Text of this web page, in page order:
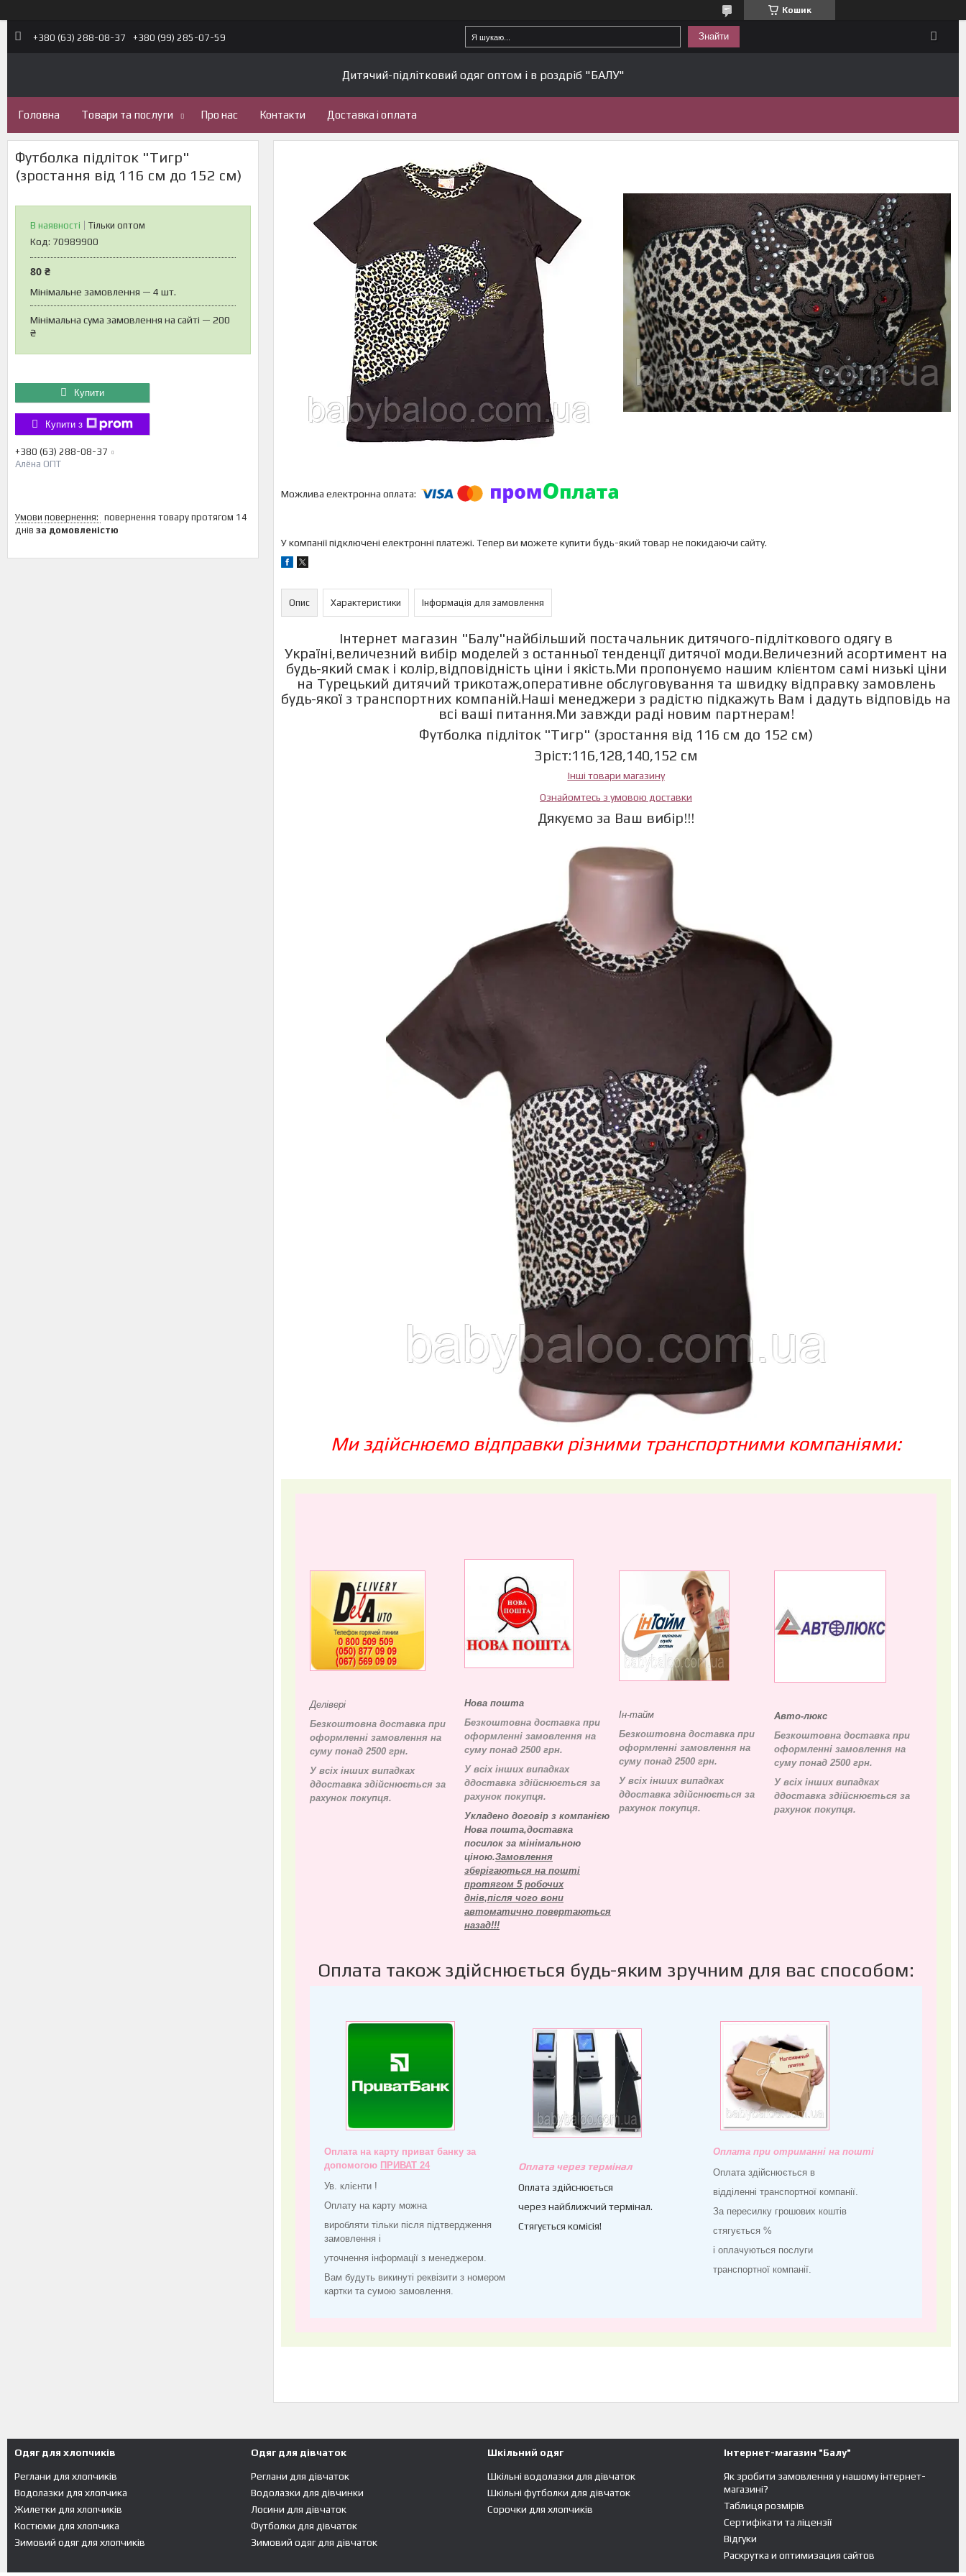
Кошик
+380 (63) 288-08-37 +380 (99) 285-07-59 Знайти
Дитячий-підлітковий одяг оптом і в роздріб "БАЛУ"
Головна Товари та послуги Про нас Контакти Доставка і оплата
Футболка підліток "Тигр"
(зростання від 116 см до 152 см)
В наявності
Тільки оптом
Код: 70989900
80 ₴
Мінімальне замовлення — 4 шт.
Мінімальна сума замовлення на сайті — 200
₴
Купити
Купити з
+380 (63) 288-08-37
Алёна ОПТ
повернення товару протягом 14
днів за домовленістю
У компанії підключені електронні платежі. Тепер ви можете купити будь-який товар не покидаючи сайту.
Опис Характеристики Інформація для замовлення
Інтернет магазин "Балу"найбільший постачальник дитячого-підліткового одягу в
Україні,величезний вибір моделей з останньої тенденції дитячої моди.Величезний асортимент на
будь-який смак і колір,відповідність ціни і якість.Ми пропонуємо нашим клієнтом самі низькі ціни
на Турецький дитячий трикотаж,оперативне обслуговування та швидку відправку замовлень
будь-якої з транспортних компаній.Наші менеджери з радістю підкажуть Вам і дадуть відповідь на
всі ваші питання.Ми завжди раді новим партнерам!
Футболка підліток "Тигр" (зростання від 116 см до 152 см)
Зріст:116,128,140,152 см
Інші товари магазину
Ознайомтесь з умовою доставки
Дякуємо за Ваш вибір!!!
Ми здійснюємо відправки різними транспортними компаніями:
Делівері
Безкоштовна доставка при
оформленні замовлення на
суму понад 2500 грн.
У всіх інших випадках
ддоставка здійснюється за
рахунок покупця.
Нова пошта
Безкоштовна доставка при
оформленні замовлення на
суму понад 2500 грн.
У всіх інших випадках
ддоставка здійснюється за
рахунок покупця.
Укладено договір з компанією
Нова пошта,доставка
посилок за мінімальною
ціною.Замовлення
зберігаються на пошті
протягом 5 робочих
днів,після чого вони
автоматично повертаються
назад!!!
Ін-тайм
Безкоштовна доставка при
оформленні замовлення на
суму понад 2500 грн.
У всіх інших випадках
ддоставка здійснюється за
рахунок покупця.
Авто-люкс
Безкоштовна доставка при
оформленні замовлення на
суму понад 2500 грн.
У всіх інших випадках
ддоставка здійснюється за
рахунок покупця.
Оплата також здійснюється будь-яким зручним для вас способом:
Оплата на карту приват банку за
допомогою ПРИВАТ 24
Ув. клієнти !
Оплату на карту можна
виробляти тільки після підтвердження
замовлення і
уточнення інформації з менеджером.
Вам будуть викинуті реквізити з номером
картки та сумою замовлення.
Оплата через термінал
Оплата здійснюється
через найближчий термінал.
Стягується комісія!
Оплата при отриманні на пошті
Оплата здійснюється в
відділенні транспортної компанії.
За пересилку грошових коштів
стягується %
і оплачуються послуги
транспортної компанії.
Одяг для хлопчиків
Реглани для хлопчиків
Водолазки для хлопчика
Жилетки для хлопчиків
Костюми для хлопчика
Зимовий одяг для хлопчиків
Одяг для дівчаток
Реглани для дівчаток
Водолазки для дівчинки
Лосини для дівчаток
Футболки для дівчаток
Зимовий одяг для дівчаток
Шкільний одяг
Шкільні водолазки для дівчаток
Шкільні футболки для дівчаток
Сорочки для хлопчиків
Інтернет-магазин "Балу"
Як зробити замовлення у нашому інтернет-
магазині?
Таблиця розмірів
Сертифікати та ліцензії
Відгуки
Раскрутка и оптимизация сайтов